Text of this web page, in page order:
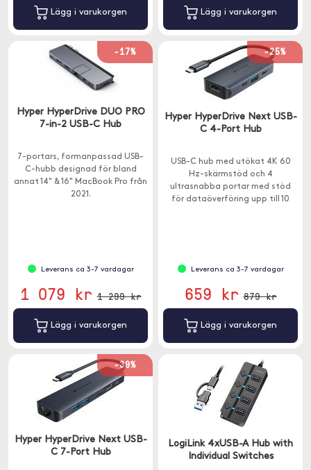
Lägg i varukorgen Lägg i varukorgen
-17%
Hyper HyperDrive DUO PRO
7-in-2 USB-C Hub
7-portars, formanpassad USB-
C-hubb designad för bland
annat 14" & 16" MacBook Pro från
2021.
Leverans ca 3-7 vardagar
1 079 kr 1 299 kr
Lägg i varukorgen
-25%
Hyper HyperDrive Next USB-
C 4-Port Hub
USB-C hub med utökat 4K 60
Hz-skärmstöd och 4
ultrasnabba portar med stöd
för dataöverföring upp till 10
Leverans ca 3-7 vardagar
659 kr 879 kr
Lägg i varukorgen
-39%
Hyper HyperDrive Next USB-
C 7-Port Hub
LogiLink 4xUSB-A Hub with
Individual Switches